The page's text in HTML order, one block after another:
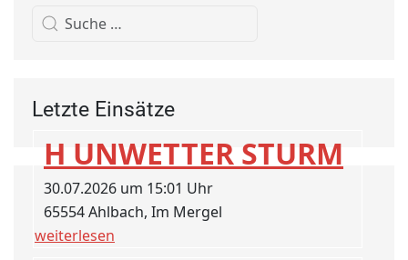
Letzte Einsätze
H UNWETTER STURM
30.07.2026 um 15:01 Uhr
65554 Ahlbach, Im Mergel
weiterlesen